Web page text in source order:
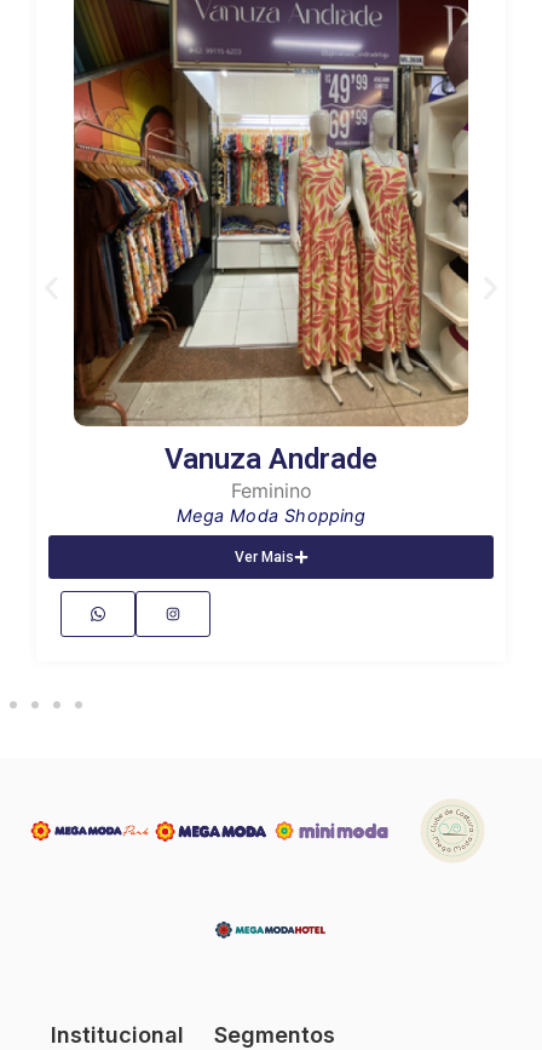
Vanuza Andrade
Feminino
Mega Moda Shopping
Ver Mais
Institucional Segmentos